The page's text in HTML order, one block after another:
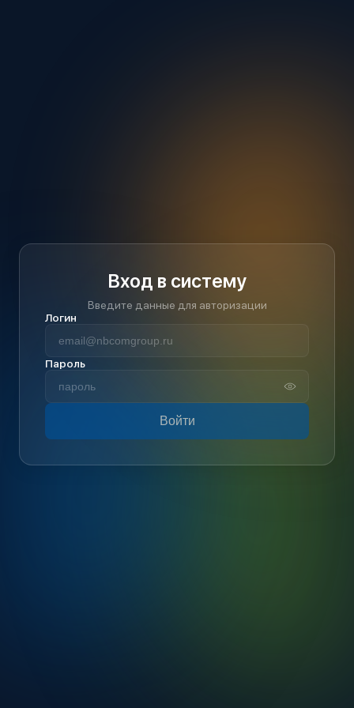
Вход в систему
Введите данные для авторизации
Логин
Пароль
Войти